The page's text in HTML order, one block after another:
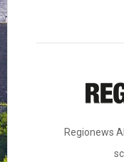
Regionews